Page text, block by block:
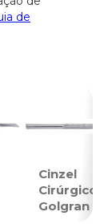
de
Cinzel
Cirúrgico 2G
Golgran